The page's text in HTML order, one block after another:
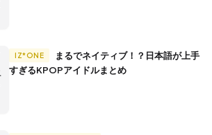
IZ*ONE
すぎるKPOPアイドルまとめ